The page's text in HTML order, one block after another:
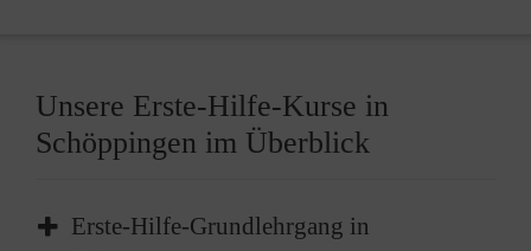
Unsere Erste-Hilfe-Kurse in
Schöppingen im Überblick
Erste-Hilfe-Grundlehrgang in